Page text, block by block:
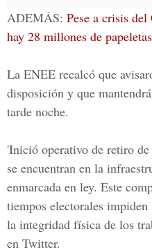
ADEMÁS: Pese a crisis
hay 28 millones de
La ENEE recalcó que
disposición y que
tarde noche.
'Inició operativo de retiro
se encuentran en la
enmarcada en ley. Este
tiempos electorales
la integridad física de los
en Twitter.